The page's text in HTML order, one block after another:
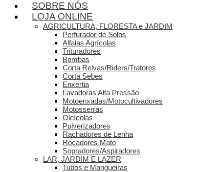
SOBRE NÓS
LOJA ONLINE
AGRICULTURA, FLORESTA e JARDIM
Perfurador de Solos
Alfaias Agrícolas
Trituradores
Bombas
Corta Relvas/Riders/Tratores
Corta Sebes
Enxertia
Lavadoras Alta Pressão
Motoenxadas/Motocultivadores
Motosserras
Oleícolas
Pulverizadores
Rachadores de Lenha
Roçadores Mato
Sopradores/Aspiradores
LAR, JARDIM E LAZER
Tubos e Mangueiras